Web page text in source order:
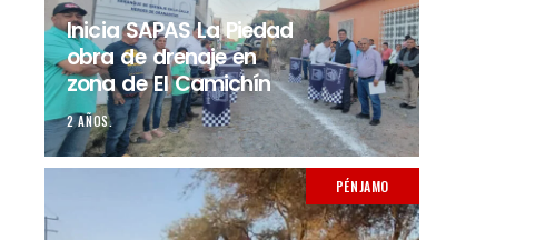
Inicia SAPAS La Piedad
obra de drenaje en
zona de El Camichín
2 AÑOS.
PÉNJAMO